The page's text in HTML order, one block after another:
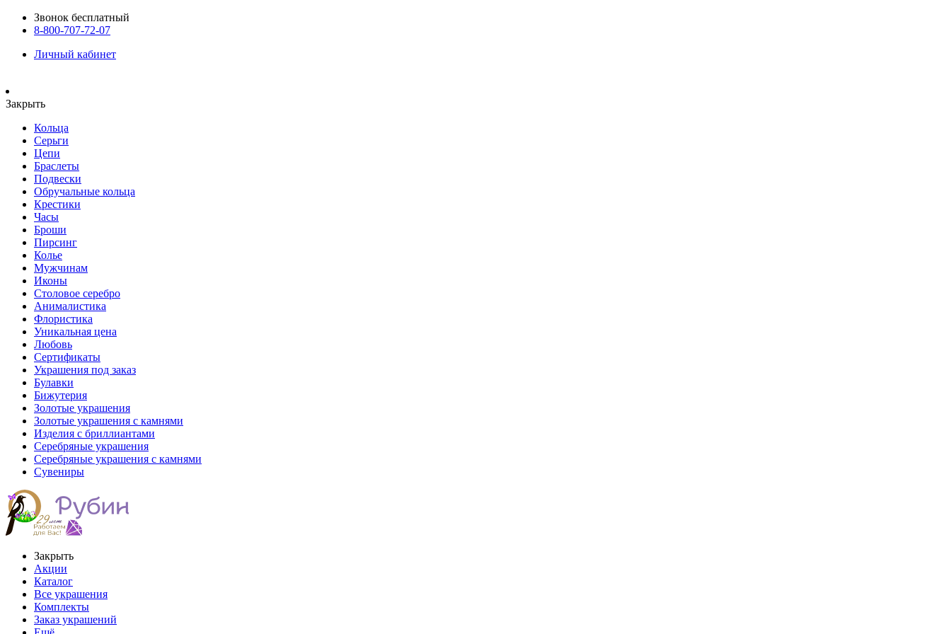
Звонок бесплатный
8-800-707-72-07
Личный кабинет
Закрыть
Кольца
Серьги
Цепи
Браслеты
Подвески
Обручальные кольца
Крестики
Часы
Броши
Пирсинг
Колье
Мужчинам
Иконы
Столовое серебро
Анималистика
Флористика
Уникальная цена
Любовь
Сертификаты
Украшения под заказ
Булавки
Бижутерия
Золотые украшения
Золотые украшения с камнями
Изделия с бриллиантами
Серебряные украшения
Серебряные украшения с камнями
Сувениры
Закрыть
Акции
Каталог
Все украшения
Комплекты
Заказ украшений